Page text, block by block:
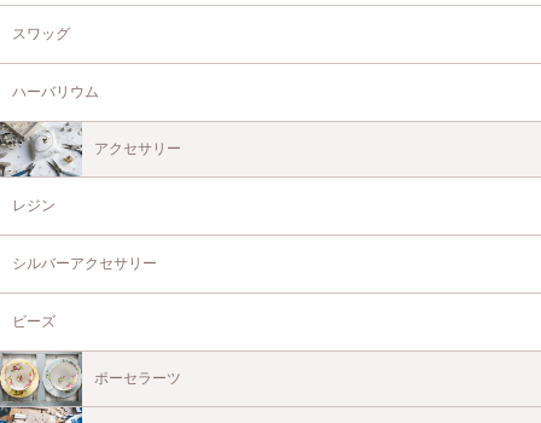
スワッグ
ハーバリウム
アクセサリー
レジン
シルバーアクセサリー
ビーズ
ポーセラーツ